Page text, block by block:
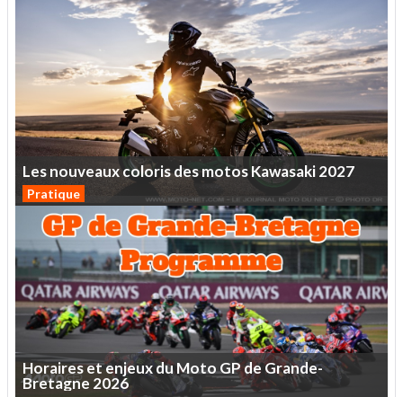
LesnouveauxcolorisdesmotosKawasaki2027
Pratique
HorairesetenjeuxduMotoGPdeGrande-
Bretagne 2026